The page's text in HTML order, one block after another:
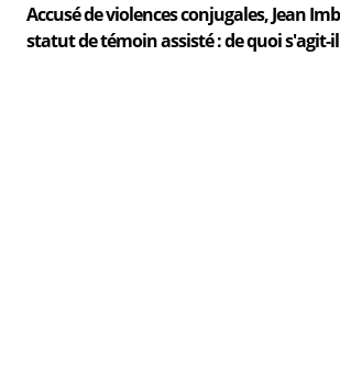
Accusé de violences conjugales, Jean
statut de témoin assisté : de quoi s'agit-il